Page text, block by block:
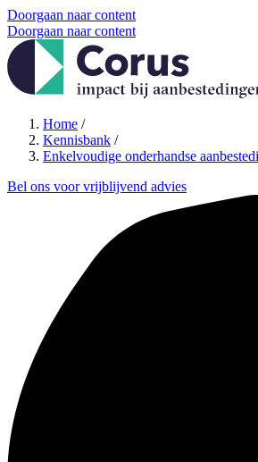
Doorgaan naar content
Doorgaan naar content
Home /
Kennisbank /
Enkelvoudige onderhandse
Bel ons voor vrijblijvend advies